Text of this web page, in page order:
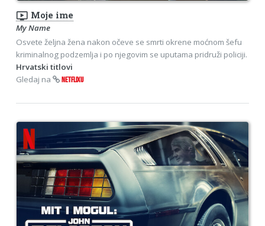
ondemand_video Moje ime
My Name
Osvete željna žena nakon očeve se smrti okrene moćnom šefu
kriminalnog podzemlja i po njegovim se uputama pridruži policiji.
Hrvatski titlovi
Gledaj na
NETFLIXU